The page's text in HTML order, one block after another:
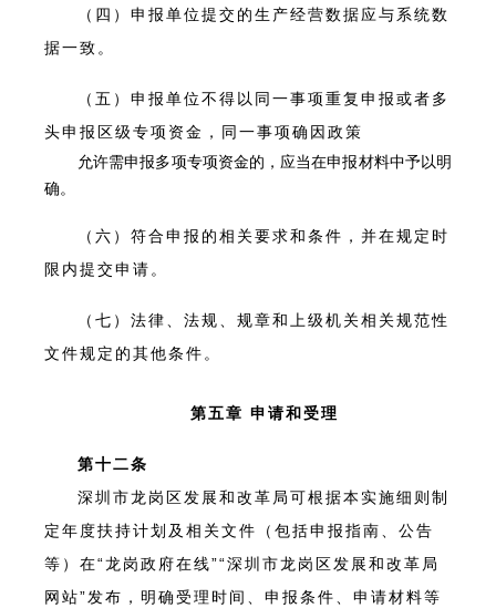
（四）申报单位提交的生产经营数据应与系统数
据一致。
（五）申报单位不得以同一事项重复申报或者多
头申报区级专项资金，同一事项确因政策
允许需申报多项专项资金的，应当在申报材料中予以明
确。
（六）符合申报的相关要求和条件，并在规定时
限内提交申请。
（七）法律、法规、规章和上级机关相关规范性
文件规定的其他条件。
第五章 申请和受理
第十二条
深圳市龙岗区发展和改革局可根据本实施细则制
定年度扶持计划及相关文件（包括申报指南、公告
等）在“龙岗政府在线”“深圳市龙岗区发展和改革局
网站”发布，明确受理时间、申报条件、申请材料等